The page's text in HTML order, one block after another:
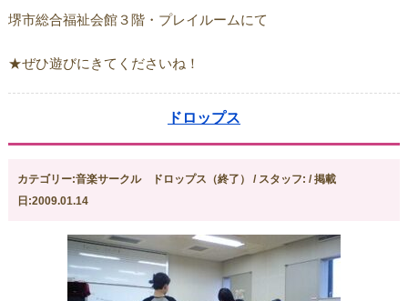
堺市総合福祉会館３階・プレイルームにて
★ぜひ遊びにきてくださいね！
ドロップス
カテゴリー:音楽サークル ドロップス（終了） / スタッフ: / 掲載
日:2009.01.14